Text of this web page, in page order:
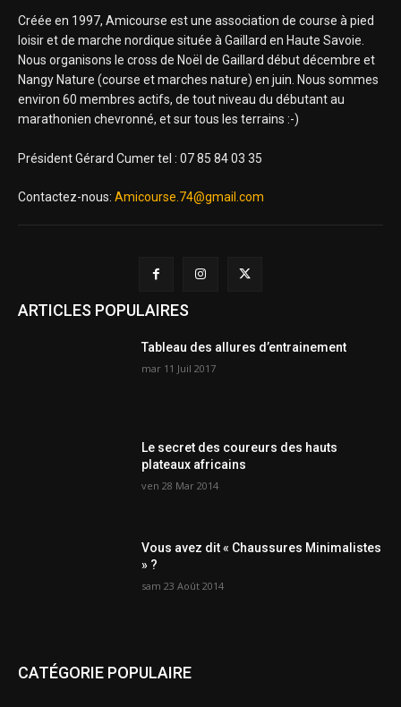
Créée en 1997, Amicourse est une association de course à pied
loisir et de marche nordique située à Gaillard en Haute Savoie.
Nous organisons le cross de Noël de Gaillard début décembre et
Nangy Nature (course et marches nature) en juin. Nous sommes
environ 60 membres actifs, de tout niveau du débutant au
marathonien chevronné, et sur tous les terrains :-)
Président Gérard Cumer tel : 07 85 84 03 35
Contactez-nous: Amicourse.74@gmail.com
ARTICLES POPULAIRES
Tableau des allures d’entrainement
mar 11 Juil 2017
Le secret des coureurs des hauts
plateaux africains
ven 28 Mar 2014
Vous avez dit « Chaussures Minimalistes
» ?
sam 23 Août 2014
CATÉGORIE POPULAIRE